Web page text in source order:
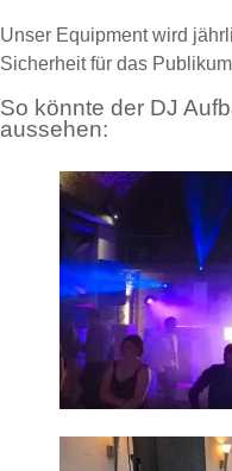
Unser Equipment wird
Sicherheit für das
So könnte der DJ
aussehen: